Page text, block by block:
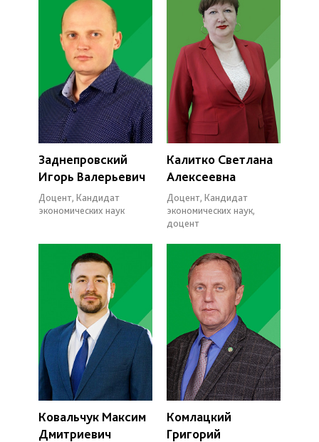
Заднепровский
Игорь Валерьевич
Доцент, Кандидат
экономических наук
Калитко Светлана
Алексеевна
Доцент, Кандидат
экономических наук,
доцент
Ковальчук Максим
Дмитриевич
Комлацкий
Григорий